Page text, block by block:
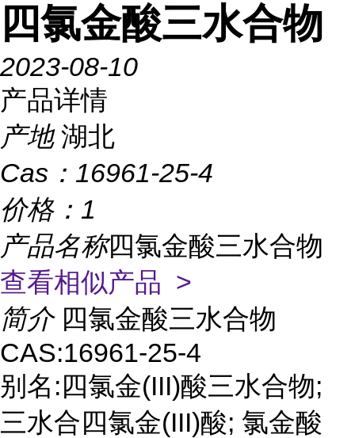
四氯金酸三水合物
2023-08-10
产品详情
产地 湖北
Cas： 16961-25-4
价格： 1
产品名称四氯金酸三水合物
查看相似产品 >
简介 四氯金酸三水合物
CAS:16961-25-4
别名:四氯金(III)酸三水合物;
三水合四氯金(III)酸; 氯金酸